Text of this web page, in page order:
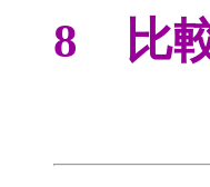
8 比